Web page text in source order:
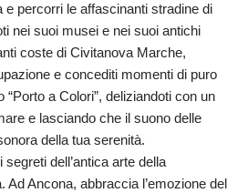
e percorri le affascinanti stradine di
nei suoi musei e nei suoi antichi
coste di Civitanova Marche,
e concediti momenti di puro
a Colori”, deliziandoti con un
e lasciando che il suono delle
della tua serenità.
dell’antica arte della
Ad Ancona, abbraccia l’emozione del